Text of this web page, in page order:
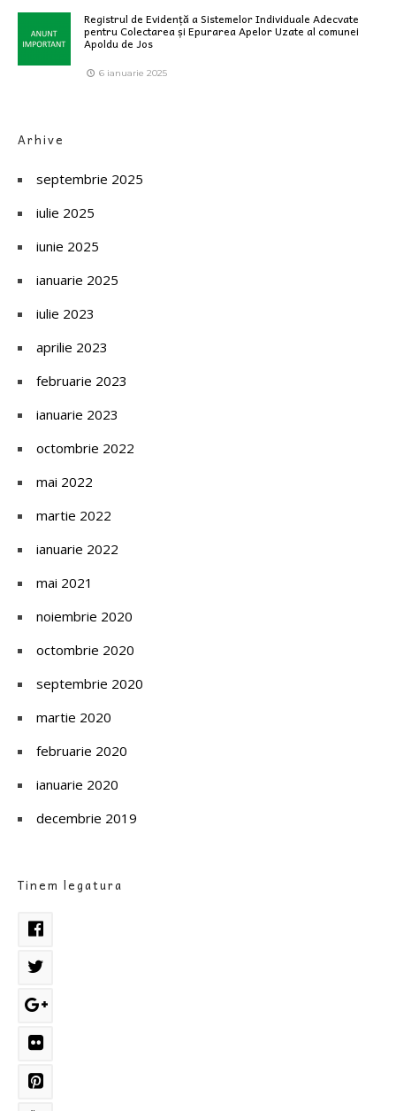
Registrul de Evidență a Sistemelor Individuale Adecvate
pentru Colectarea și Epurarea Apelor Uzate al comunei
Apoldu de Jos
6 ianuarie 2025
Arhive
septembrie 2025
iulie 2025
iunie 2025
ianuarie 2025
iulie 2023
aprilie 2023
februarie 2023
ianuarie 2023
octombrie 2022
mai 2022
martie 2022
ianuarie 2022
mai 2021
noiembrie 2020
octombrie 2020
septembrie 2020
martie 2020
februarie 2020
ianuarie 2020
decembrie 2019
Tinem legatura